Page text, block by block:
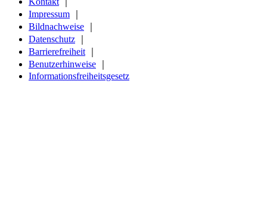
Impressum
Bildnachweise
Datenschutz
Barrierefreiheit
Benutzerhinweise
Informationsfreiheitsgesetz